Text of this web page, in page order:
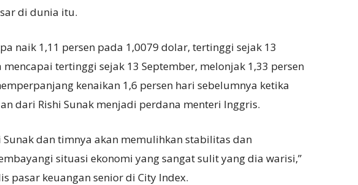
di dunia itu.
naik 1,11 persen pada 1,0079 dolar, tertinggi sejak 13
tertinggi sejak 13 September, melonjak 1,33 persen
kenaikan 1,6 persen hari sebelumnya ketika
dari Rishi Sunak menjadi perdana menteri Inggris.
Sunak dan timnya akan memulihkan stabilitas dan
situasi ekonomi yang sangat sulit yang dia warisi,”
pasar keuangan senior di City Index.